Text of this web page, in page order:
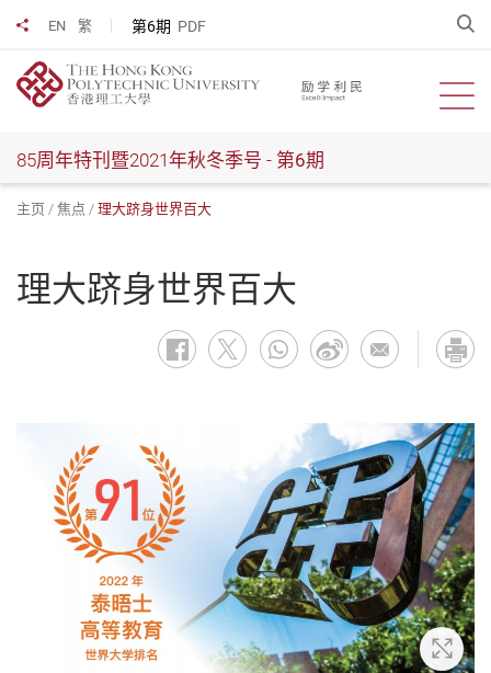
EN 繁 第6期 PDF
分享到
开
85周年特刊暨2021年秋冬季号 - 第6期
主页 焦点 理大跻身世界百大
理大跻身世界百大
放大